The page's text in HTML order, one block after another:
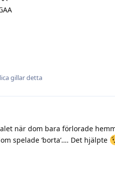
gillar detta
när dom bara förlorade
spelade ‘borta’…. Det hjälpte